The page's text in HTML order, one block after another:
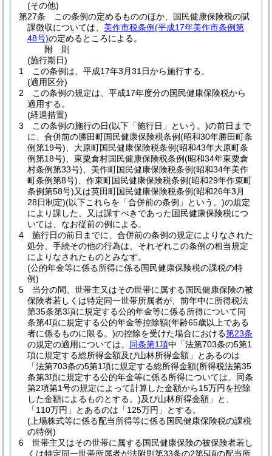
(その他)
第27条
この条例の定めるもののほか、国民健康保険税の賦
課徴収については、 美作市税条例(平成17年美作市条例第
48号)の定めるところによる。
附 則
(施行期日)
1
この条例は、平成17年3月31日から施行する。
(適用区分)
2
この条例の規定は、平成17年度分の国民健康保険税から
適用する。
(経過措置)
3
この条例の施行の日(以下「施行日」という。)の前日まで
に、合併前の勝田町国民健康保険税条例(昭和30年勝田町条
例第19号) 、大原町国民健康保険税条例(昭和43年大原町条
例第18号) 、東粟倉村国民健康保険税条例(昭和34年東粟倉
村条例第33号) 、美作町国民健康保険税条例(昭和34年美作
町条例第8号) 、作東町国民健康保険税条例(昭和29年作東町
条例第58号)又は英田町国民健康保険税条例(昭和26年3月
28日制定)(以下これらを「合併前の条例」という。)の規定
により課した、又は課すべきであった国民健康保険税につ
いては、なお従前の例による。
4
施行日の前日までに、合併前の条例の規定によりなされた
処分、手続その他の行為は、それぞれこの条例の相当規定
によりなされたものとみなす。
(公的年金等に係る所得に係る国民健康保険税の課税の特
例)
5
当分の間、世帯主又はその世帯に属する国民健康保険の被
保険者若しくは特定同一世帯所属者が、前年中に所得税法
第35条第3項に規定する公的年金等に係る所得について同
条第4項に規定する公的年金等控除額(年齢65歳以上である
者に係るものに限る。)の控除を受けた場合における第23条
の規定の適用については、 同条第1項中「法第703条の5第1
項に規定する総所得金額及び山林所得金額」とあるのは
「法第703条の5第1項に規定する総所得金額(所得税法第35
条第3項に規定する公的年金等に係る所得については、同条
第2項第1号の規定によって計算した金額から15万円を控除
した金額によるものとする。)及び山林所得金額」と、
「110万円」とあるのは「125万円」とする。
(上場株式等に係る配当所得等に係る国民健康保険税の課税
の特例)
6
世帯主又はその世帯に属する国民健康保険の被保険者若し
くは特定同一世帯所属者が法附則第33条の2第5項の配当所